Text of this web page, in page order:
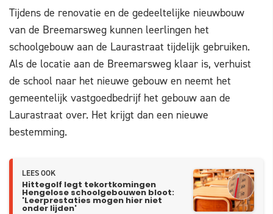
Tijdens de renovatie en de gedeeltelijke nieuwbouw
van de Breemarsweg kunnen leerlingen het
schoolgebouw aan de Laurastraat tijdelijk gebruiken.
Als de locatie aan de Breemarsweg klaar is, verhuist
de school naar het nieuwe gebouw en neemt het
gemeentelijk vastgoedbedrijf het gebouw aan de
Laurastraat over. Het krijgt dan een nieuwe
bestemming.
LEES OOK
Hittegolf legt tekortkomingen
Hengelose schoolgebouwen bloot:
'Leerprestaties mogen hier niet
onder lijden'